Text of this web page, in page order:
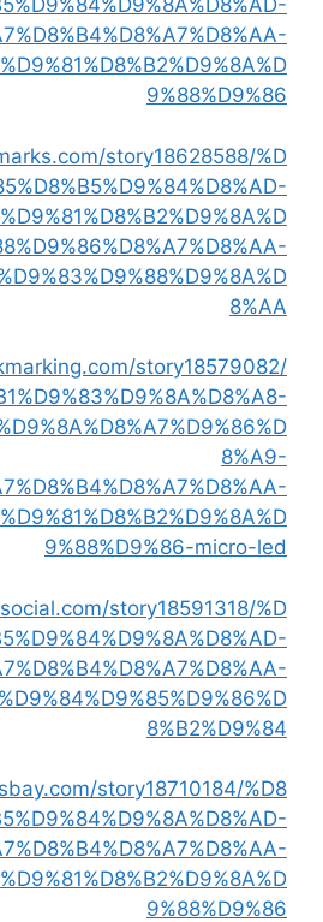
9%88%D9%86
story18628588/%D
8%AA
story18579082/
8%A9-
9%88%D9%86-micro-led
story18591318/%D
8%B2%D9%84
story18710184/%D8
9%88%D9%86